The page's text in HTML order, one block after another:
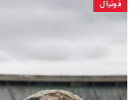
فوتبال